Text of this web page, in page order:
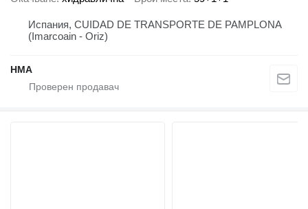
Испания, CUIDAD DE TRANSPORTE DE PAMPLONA
(Imarcoain - Oriz)
HMA